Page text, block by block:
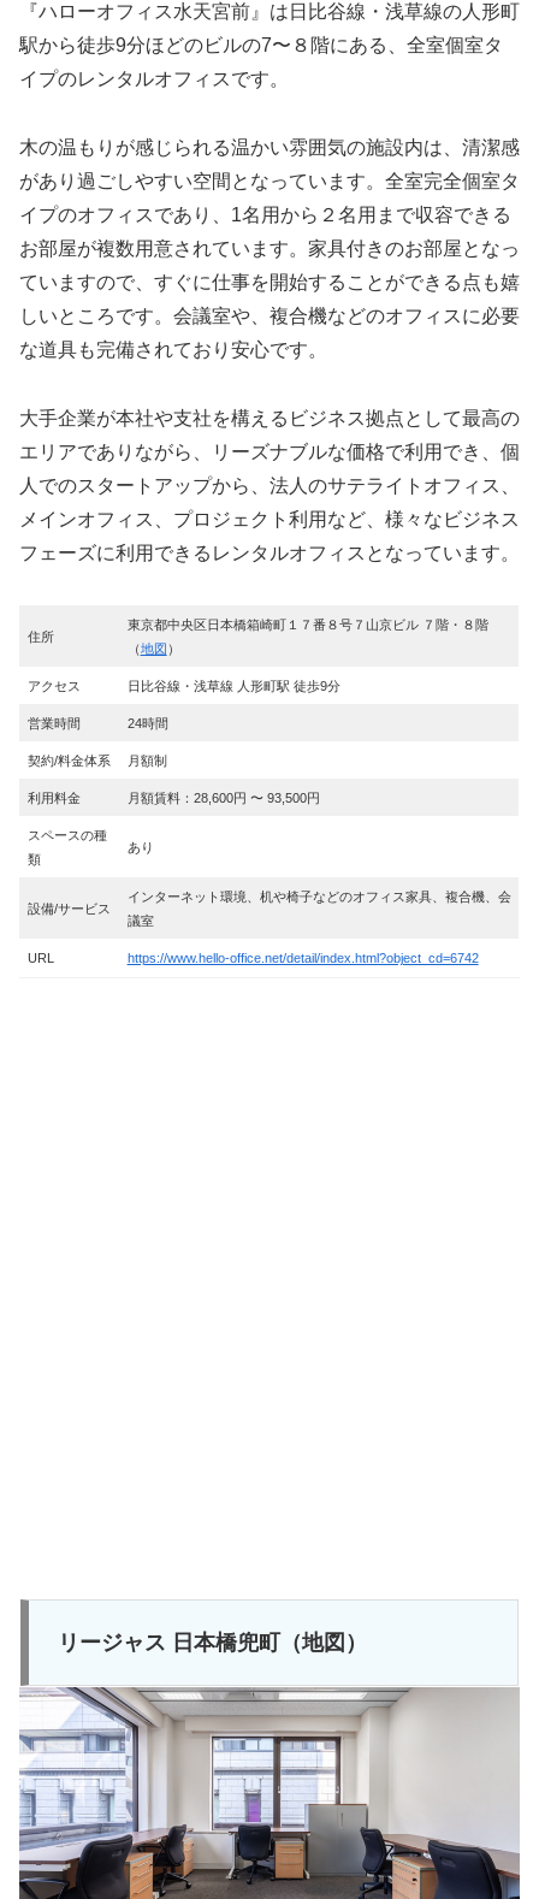
『ハローオフィス水天宮前』は日比谷線・浅草線の人形町
駅から徒歩9分ほどのビルの7〜８階にある、全室個室タ
イプのレンタルオフィスです。
木の温もりが感じられる温かい雰囲気の施設内は、清潔感
があり過ごしやすい空間となっています。全室完全個室タ
イプのオフィスであり、1名用から２名用まで収容できる
お部屋が複数用意されています。家具付きのお部屋となっ
ていますので、すぐに仕事を開始することができる点も嬉
しいところです。会議室や、複合機などのオフィスに必要
な道具も完備されており安心です。
大手企業が本社や支社を構えるビジネス拠点として最高の
エリアでありながら、リーズナブルな価格で利用でき、個
人でのスタートアップから、法人のサテライトオフィス、
メインオフィス、プロジェクト利用など、様々なビジネス
フェーズに利用できるレンタルオフィスとなっています。
住所
東京都中央区日本橋箱崎町１７番８号７山京ビル ７階・８階
（地図 ）
アクセス 日比谷線・浅草線 人形町駅 徒歩9分
営業時間 24時間
契約/料金体系 月額制
利用料金 月額賃料：28,600円 〜 93,500円
スペースの種
類
あり
設備/サービス
インターネット環境、机や椅子などのオフィス家具、複合機、会
議室
URL https://www.hello-office.net/detail/index.html?object_cd=6742
リージャス 日本橋兜町（地図）